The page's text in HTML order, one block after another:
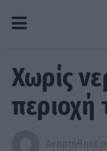
Χωρίς
περιοχή
Αναρτήθηκε